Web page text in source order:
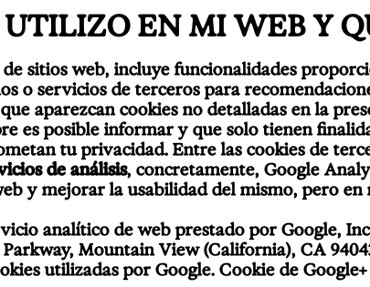
EN MI WEB Y
sitios web, incluye funcionalidades
o servicios de terceros para
aparezcan cookies no detalladas en la
es posible informar y que solo tienen
tu privacidad. Entre las cookies de
de análisis, concretamente, Google
y mejorar la usabilidad del mismo, pero
analítico de web prestado por Google,
Mountain View (California), CA
utilizadas por Google. Cookie de